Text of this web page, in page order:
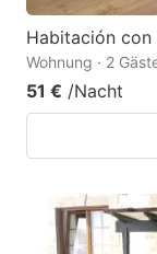
Habitación
Wohnung · 2
51 € /Nacht